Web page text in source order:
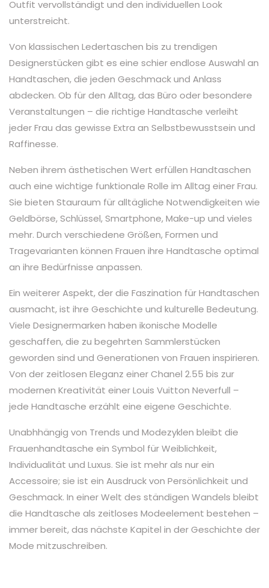
Outfit vervollständigt und den individuellen Look
unterstreicht.
Von klassischen Ledertaschen bis zu trendigen
Designerstücken gibt es eine schier endlose Auswahl an
Handtaschen, die jeden Geschmack und Anlass
abdecken. Ob für den Alltag, das Büro oder besondere
Veranstaltungen – die richtige Handtasche verleiht
jeder Frau das gewisse Extra an Selbstbewusstsein und
Raffinesse.
Neben ihrem ästhetischen Wert erfüllen Handtaschen
auch eine wichtige funktionale Rolle im Alltag einer Frau.
Sie bieten Stauraum für alltägliche Notwendigkeiten wie
Geldbörse, Schlüssel, Smartphone, Make-up und vieles
mehr. Durch verschiedene Größen, Formen und
Tragevarianten können Frauen ihre Handtasche optimal
an ihre Bedürfnisse anpassen.
Ein weiterer Aspekt, der die Faszination für Handtaschen
ausmacht, ist ihre Geschichte und kulturelle Bedeutung.
Viele Designermarken haben ikonische Modelle
geschaffen, die zu begehrten Sammlerstücken
geworden sind und Generationen von Frauen inspirieren.
Von der zeitlosen Eleganz einer Chanel 2.55 bis zur
modernen Kreativität einer Louis Vuitton Neverfull –
jede Handtasche erzählt eine eigene Geschichte.
Unabhhängig von Trends und Modezyklen bleibt die
Frauenhandtasche ein Symbol für Weiblichkeit,
Individualität und Luxus. Sie ist mehr als nur ein
Accessoire; sie ist ein Ausdruck von Persönlichkeit und
Geschmack. In einer Welt des ständigen Wandels bleibt
die Handtasche als zeitloses Modeelement bestehen –
immer bereit, das nächste Kapitel in der Geschichte der
Mode mitzuschreiben.